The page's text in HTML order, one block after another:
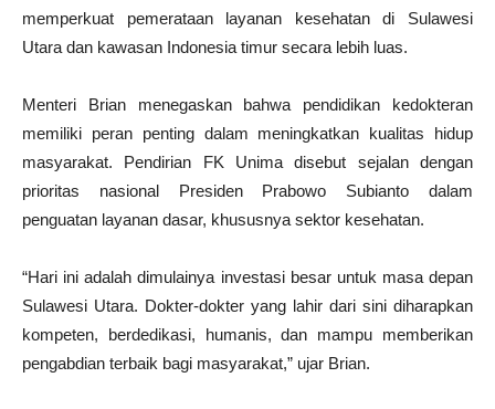
memperkuat pemerataan layanan kesehatan di Sulawesi
Utara dan kawasan Indonesia timur secara lebih luas.
Menteri Brian menegaskan bahwa pendidikan kedokteran
memiliki peran penting dalam meningkatkan kualitas hidup
masyarakat. Pendirian FK Unima disebut sejalan dengan
prioritas nasional Presiden Prabowo Subianto dalam
penguatan layanan dasar, khususnya sektor kesehatan.
“Hari ini adalah dimulainya investasi besar untuk masa depan
Sulawesi Utara. Dokter-dokter yang lahir dari sini diharapkan
kompeten, berdedikasi, humanis, dan mampu memberikan
pengabdian terbaik bagi masyarakat,” ujar Brian.